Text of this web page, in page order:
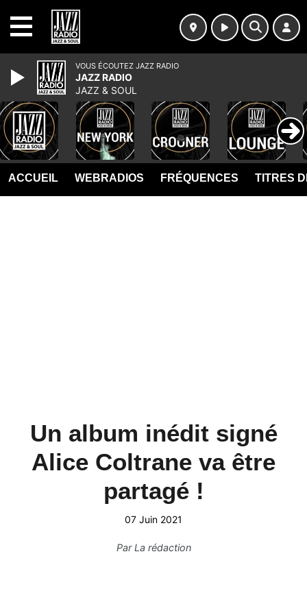
ACCUEIL WEBRADIOS FRÉQUENCES TITRES
Un album inédit signé
Alice Coltrane va être
partagé !
07 Juin 2021
ParLa rédaction
VOUS ÉCOUTEZ JAZZ RADIO
JAZZ RADIO
JAZZ & SOUL